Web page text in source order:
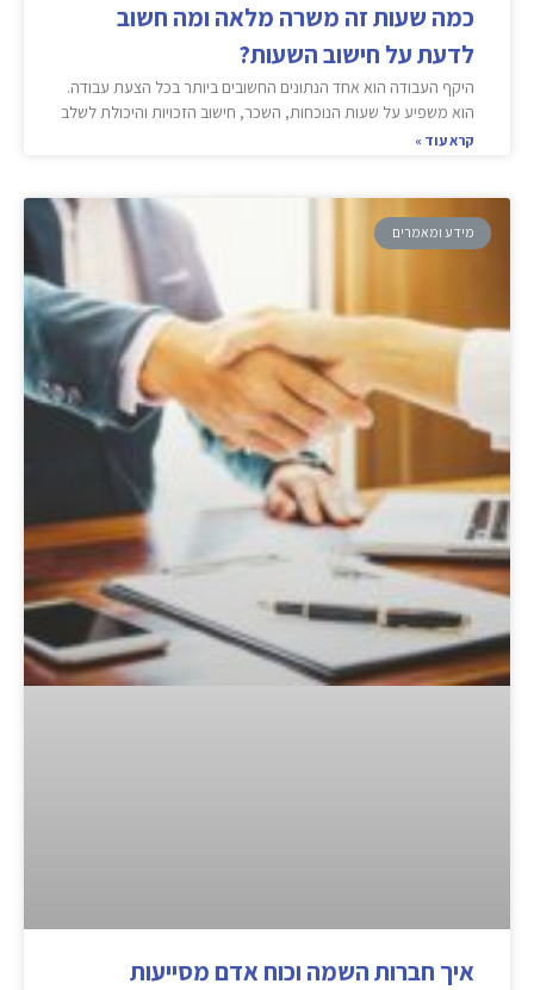
כמה שעות זה משרה מלאה ומה חשוב
לדעת על חישוב השעות?
היקף העבודה הוא אחד הנתונים החשובים ביותר בכל הצעת עבודה.
הוא משפיע על שעות הנוכחות, השכר, חישוב הזכויות והיכולת לשלב
קרא עוד »
מידע ומאמרים
איך חברות השמה וכוח אדם מסייעות